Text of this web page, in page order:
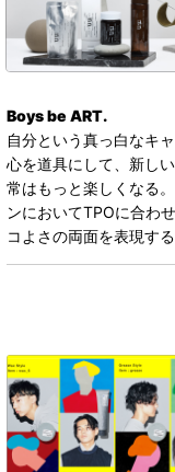
Boys be ART.
自分という真っ白なキ
心を道具にして、新し
常はもっと楽しくなる
ンにおいてTPOに合わ
コよさの両面を表現す